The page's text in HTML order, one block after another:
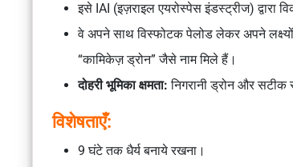
इसे IAI (इज़राइल एयरोस्पेस इंडस्ट्रीज) द्वारा
वे अपने साथ विस्फोटक पेलोड लेकर अपने
“कामिकेज़ ड्रोन” जैसे नाम मिले हैं।
दोहरी भूमिका क्षमता: निगरानी ड्रोन और सटीक
विशेषताएँ:
9 घंटे तक धैर्य बनाये रखना।